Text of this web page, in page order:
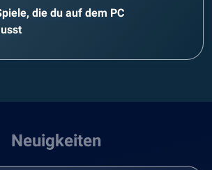
die du auf dem PC
Neuigkeiten